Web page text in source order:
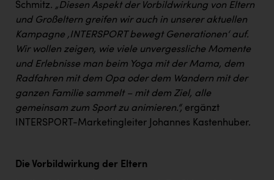
Schmitz. „Diesen Aspekt der Vorbildwirkung von Eltern
und Großeltern greifen wir auch in unserer aktuellen
Kampagne ‚INTERSPORT bewegt Generationen‘ auf.
Wir wollen zeigen, wie viele unvergessliche Momente
und Erlebnisse man beim Yoga mit der Mama, dem
Radfahren mit dem Opa oder dem Wandern mit der
ganzen Familie sammelt – mit dem Ziel, alle
gemeinsam zum Sport zu animieren.“, ergänzt
INTERSPORT-Marketingleiter Johannes Kastenhuber.
Die Vorbildwirkung der Eltern